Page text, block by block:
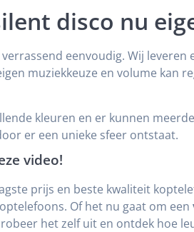
disco nu
eenvoudig. Wij
muziekkeuze en volume kan
kleuren en er kunnen
er een unieke sfeer ontstaat.
video!
prijs en beste kwaliteit
Of het nu gaat om een
het zelf uit en ontdek hoe